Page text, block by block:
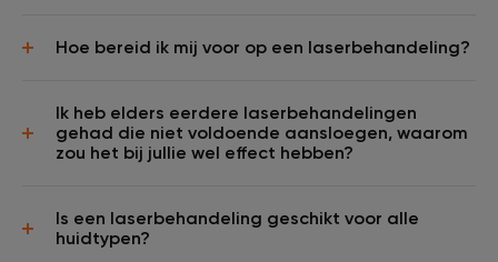
Hoe bereid ik mij voor op een laserbehandeling?
Ik heb elders eerdere laserbehandelingen
gehad die niet voldoende aansloegen, waarom
zou het bij jullie wel effect hebben?
Is een laserbehandeling geschikt voor alle
huidtypen?